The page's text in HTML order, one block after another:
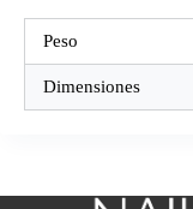
Peso
Dimensiones